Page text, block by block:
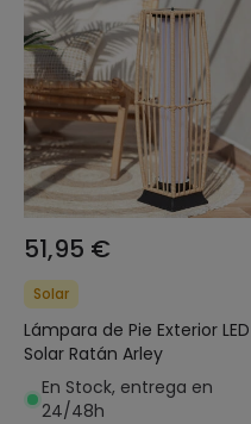
51,95 €
Solar
Lámpara de Pie Exterior LED
Solar Ratán Arley
En Stock, entrega en
24/48h